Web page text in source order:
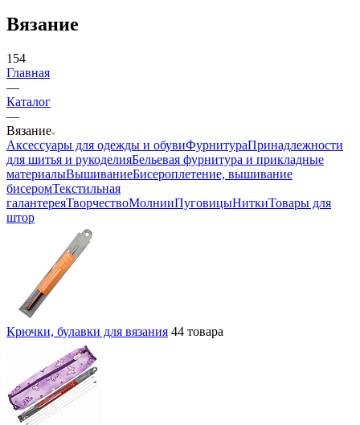
Вязание
154
Главная
—
Каталог
—
Вязание
Аксессуары для одежды и обувиФурнитураПринадлежности
для шитья и рукоделияБельевая фурнитура и прикладные
материалыВышиваниеБисероплетение, вышивание
бисеромТекстильная
галантереяТворчествоМолнииПуговицыНиткиТовары для
штор
Крючки, булавки для вязания 44 товара